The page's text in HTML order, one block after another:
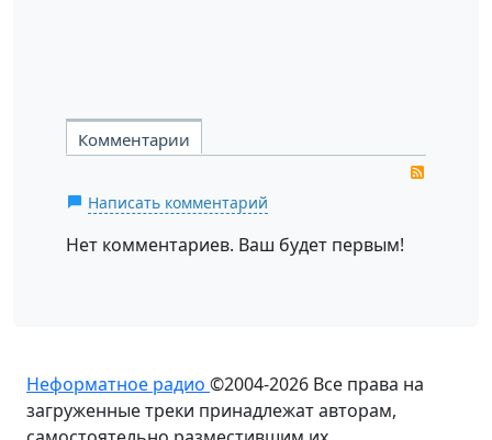
Комментарии
Написать комментарий
Нет комментариев. Ваш будет первым!
Неформатное радио ©2004-2026 Все права на
загруженные треки принадлежат авторам,